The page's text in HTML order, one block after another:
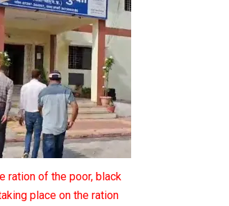
ration of the poor, black
place on the ration